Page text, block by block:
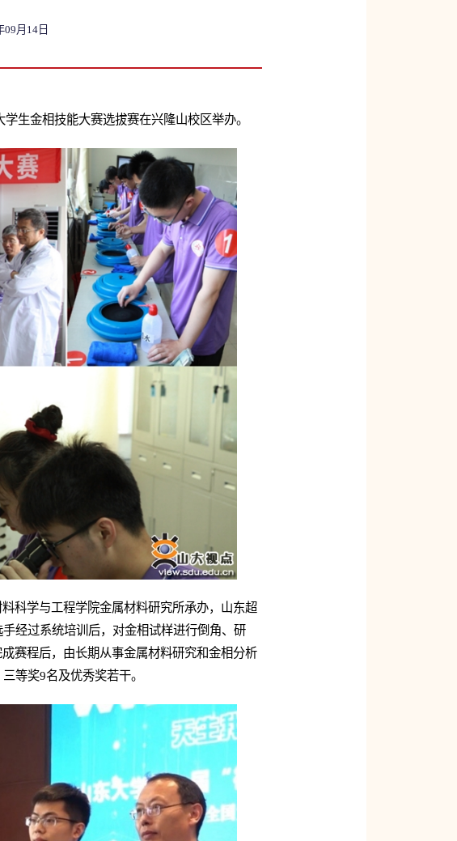
09月14日
生金相技能大赛选拔赛在兴隆山校区举办。
科学与工程学院金属材料研究所承办，山东超
经过系统培训后，对金相试样进行倒角、研
赛程后，由长期从事金属材料研究和金相分析
等奖9名及优秀奖若干。